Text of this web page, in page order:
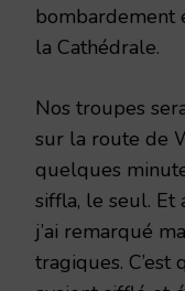
bombardement
la Cathédrale.
Nos troupes
sur la route de
quelques
siffla, le seul. Et
j’ai remarqué
tragiques. C’est